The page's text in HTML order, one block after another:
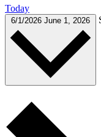
Today
6/1/2026 June 1, 2026